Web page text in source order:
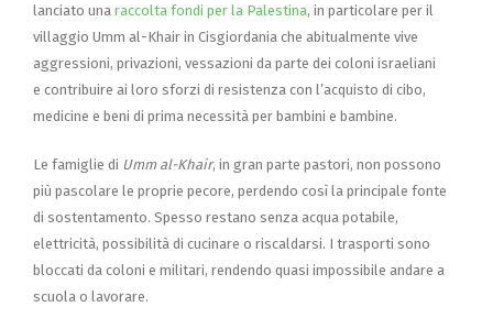
lanciato una raccolta fondi per la Palestina, in particolare per il
villaggio Umm al-Khair in Cisgiordania che abitualmente vive
aggressioni, privazioni, vessazioni da parte dei coloni israeliani
e contribuire ai loro sforzi di resistenza con l’acquisto di cibo,
medicine e beni di prima necessità per bambini e bambine.
Le famiglie di Umm al-Khair, in gran parte pastori, non possono
più pascolare le proprie pecore, perdendo così la principale fonte
di sostentamento. Spesso restano senza acqua potabile,
elettricità, possibilità di cucinare o riscaldarsi. I trasporti sono
bloccati da coloni e militari, rendendo quasi impossibile andare a
scuola o lavorare.